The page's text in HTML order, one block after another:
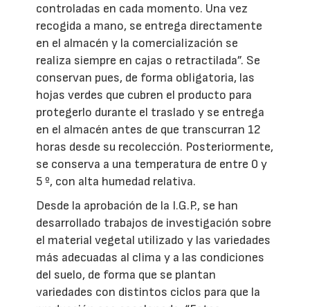
controladas en cada momento. Una vez
recogida a mano, se entrega directamente
en el almacén y la comercialización se
realiza siempre en cajas o retractilada”. Se
conservan pues, de forma obligatoria, las
hojas verdes que cubren el producto para
protegerlo durante el traslado y se entrega
en el almacén antes de que transcurran 12
horas desde su recolección. Posteriormente,
se conserva a una temperatura de entre 0 y
5 º, con alta humedad relativa.
Desde la aprobación de la I.G.P., se han
desarrollado trabajos de investigación sobre
el material vegetal utilizado y las variedades
más adecuadas al clima y a las condiciones
del suelo, de forma que se plantan
variedades con distintos ciclos para que la